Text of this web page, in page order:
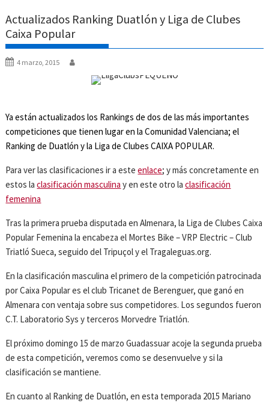
Actualizados Ranking Duatlón y Liga de Clubes
Caixa Popular
4 marzo, 2015
Ya están actualizados los Rankings de dos de las más importantes
competiciones que tienen lugar en la Comunidad Valenciana; el
Ranking de Duatlón y la Liga de Clubes CAIXA POPULAR.
Para ver las clasificaciones ir a esteenlace; y más concretamente en
estos laclasificación masculina y en este otro laclasificación
femenina
Tras la primera prueba disputada en Almenara, la Liga de Clubes Caixa
Popular Femenina la encabeza el Mortes Bike – VRP Electric – Club
Triatló Sueca, seguido del Tripuçol y el Tragaleguas.org.
En la clasificación masculina el primero de la competición patrocinada
por Caixa Popular es el club Tricanet de Berenguer, que ganó en
Almenara con ventaja sobre sus competidores. Los segundos fueron
C.T. Laboratorio Sys y terceros Morvedre Triatlón.
El próximo domingo 15 de marzo Guadassuar acoje la segunda prueba
de esta competición, veremos como se desenvuelve y si la
clasificación se mantiene.
En cuanto al Ranking de Duatlón, en esta temporada 2015 Mariano